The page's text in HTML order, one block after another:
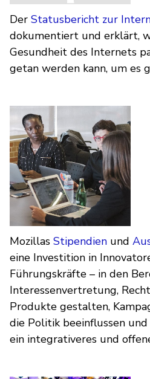
Der Statusbericht zur
dokumentiert und erklärt,
Gesundheit des Internets
getan werden kann, um es
Mozillas Stipendien und
eine Investition in
Führungskräfte – in den
Interessenvertretung,
Produkte gestalten,
die Politik beeinflussen
ein integrativeres und